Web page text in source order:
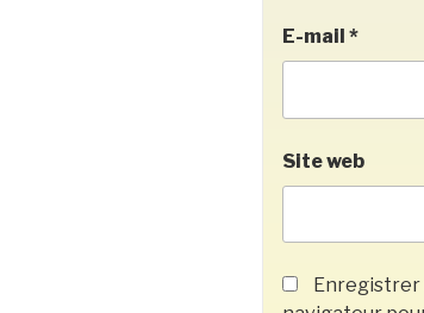
E-mail *
Site web
Enregistrer